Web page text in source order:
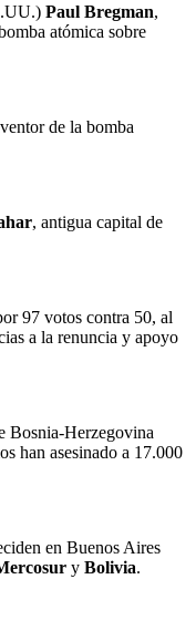
Paul Bregman,
atómica sobre
de la bomba
, antigua capital de
97 votos contra 50, al
a la renuncia y apoyo
Bosnia-Herzegovina
han asesinado a 17.000
en Buenos Aires
y Bolivia.